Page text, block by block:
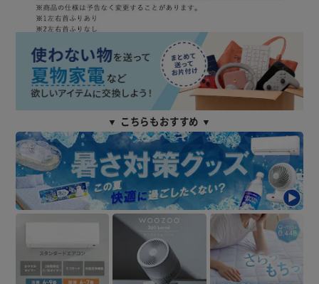
▼ こちらもおすすめ ▼